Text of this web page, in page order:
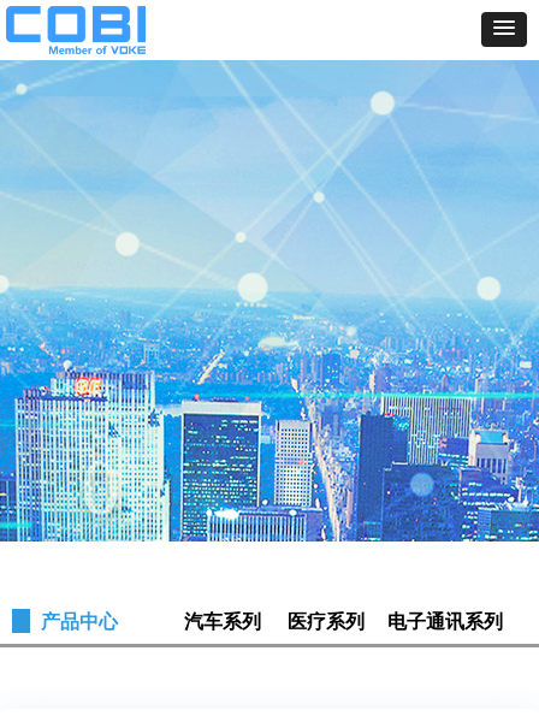
产品中心 汽车系列 医疗系列 电子通讯系列